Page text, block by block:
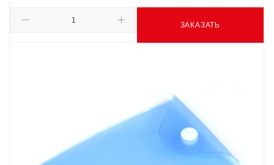
ЗАКАЗАТЬ